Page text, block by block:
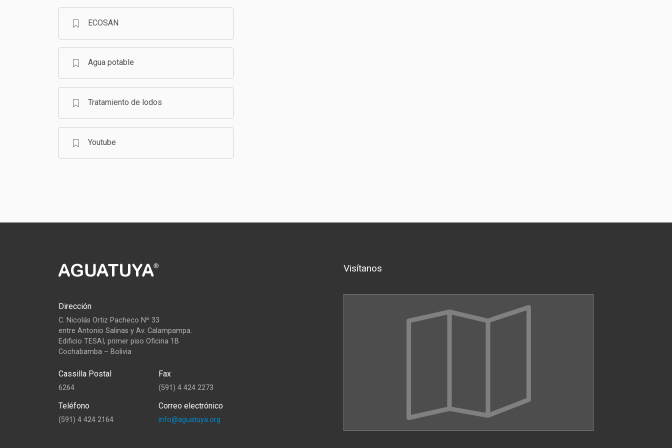
ECOSAN
Agua potable
Tratamiento de lodos
Youtube
Dirección
C. Nicolás Ortiz Pacheco Nº 33
entre Antonio Salinas y Av. Calampampa.
Edificio TESAI, primer piso Oficina 1B
Cochabamba – Bolivia
Cassilla Postal
6264
Teléfono
(591) 4 424 2164
Fax
(591) 4 424 2273
Correo electrónico
info@aguatuya.org
Visítanos